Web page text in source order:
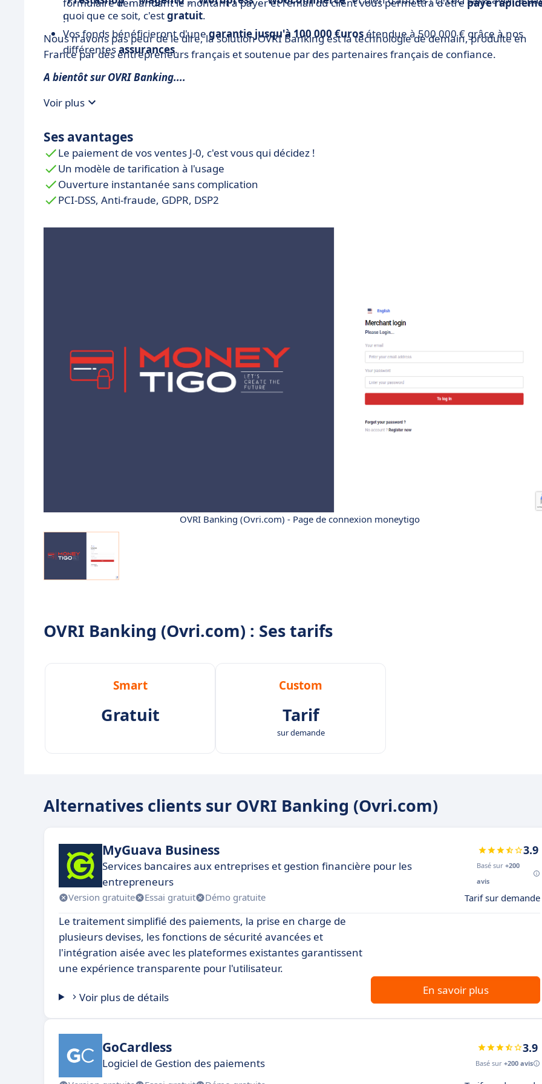
formulaire demandant le montant à payer et l'email du client vous permettra d'être payé
!quoi que ce soit, c'estgratuit.
Vos fonds bénéficieront d'unegarantie jusqu'à 100 000 €urosétendue à 500 000 € grâce à nos
différentesassurances.
Nous n'avons pas peur de le dire, la solution OVRI Banking est la technologie de demain, produite en
France par des entrepreneurs français et soutenue par des partenaires français de confiance.
A bientôt sur OVRI Banking....
Voir plus
Ses avantages
Le paiement de vos ventes J-0, c'est vous qui décidez !
Un modèle de tarification à l'usage
Ouverture instantanée sans complication
PCI-DSS, Anti-fraude, GDPR, DSP2
OVRI Banking (Ovri.com) - Page de connexion moneytigo
OVRI Banking (Ovri.com) : Ses tarifs
Smart
Gratuit
Custom
Tarif
sur demande
Alternatives clients sur OVRI Banking (Ovri.com)
MyGuava Business
Services bancaires aux entreprises et gestion financière pour les
entrepreneurs
3.9
Basé sur+200
avis
Version gratuite Essai gratuit Démo gratuite Tarif sur demande
Le traitement simplifié des paiements, la prise en charge de
plusieurs devises, les fonctions de sécurité avancées et
l'intégration aisée avec les plateformes existantes garantissent
une expérience transparente pour l'utilisateur.
Voir plus de détails
En savoir plus
GoCardless
Logiciel de Gestion des paiements
3.9
Basé sur +200 avis